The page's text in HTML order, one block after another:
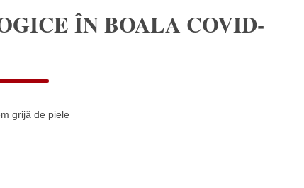
ÎN BOALA COVID-
grijă de piele